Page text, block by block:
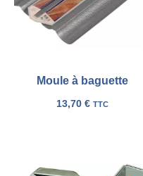
Moule à baguette
13,70 € TTC